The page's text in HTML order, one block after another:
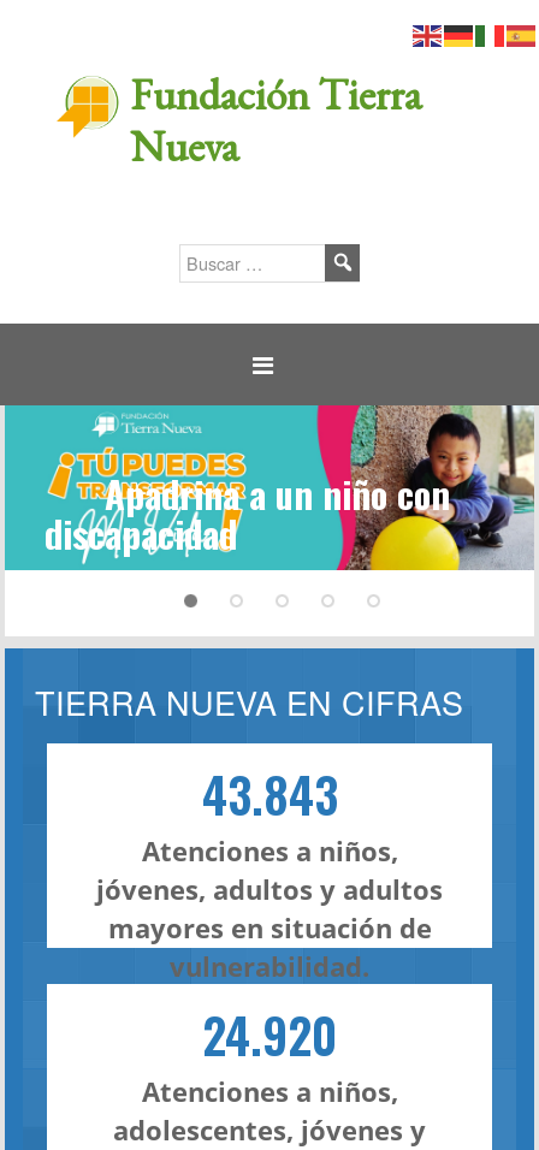
Fundación Tierra
Nueva
Apadrina a un niño con
discapacidad
TIERRA NUEVA EN CIFRAS
43.843
Atenciones a niños,
jóvenes, adultos y adultos
mayores en situación de
vulnerabilidad.
24.920
Atenciones a niños,
adolescentes, jóvenes y